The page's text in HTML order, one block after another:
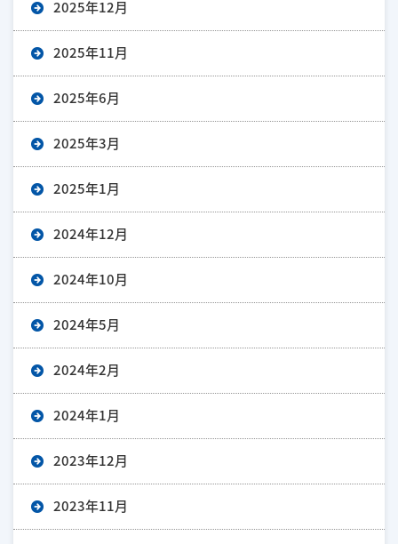
2025年12月
2025年11月
2025年6月
2025年3月
2025年1月
2024年12月
2024年10月
2024年5月
2024年2月
2024年1月
2023年12月
2023年11月